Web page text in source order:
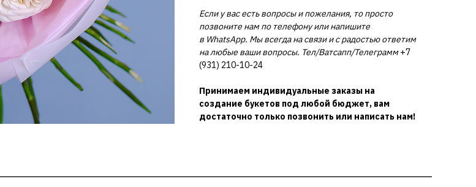
Если у вас есть вопросы и пожелания, то просто
позвоните нам по телефону или напишите
в WhatsApp. Мы всегда на связи и с радостью ответим
на любые ваши вопросы. Тел/Ватсапп/Телеграмм+7
(931) 210-10-24
Принимаем индивидуальные заказы на
создание букетов под любой бюджет, вам
достаточно только позвонить или написать нам!